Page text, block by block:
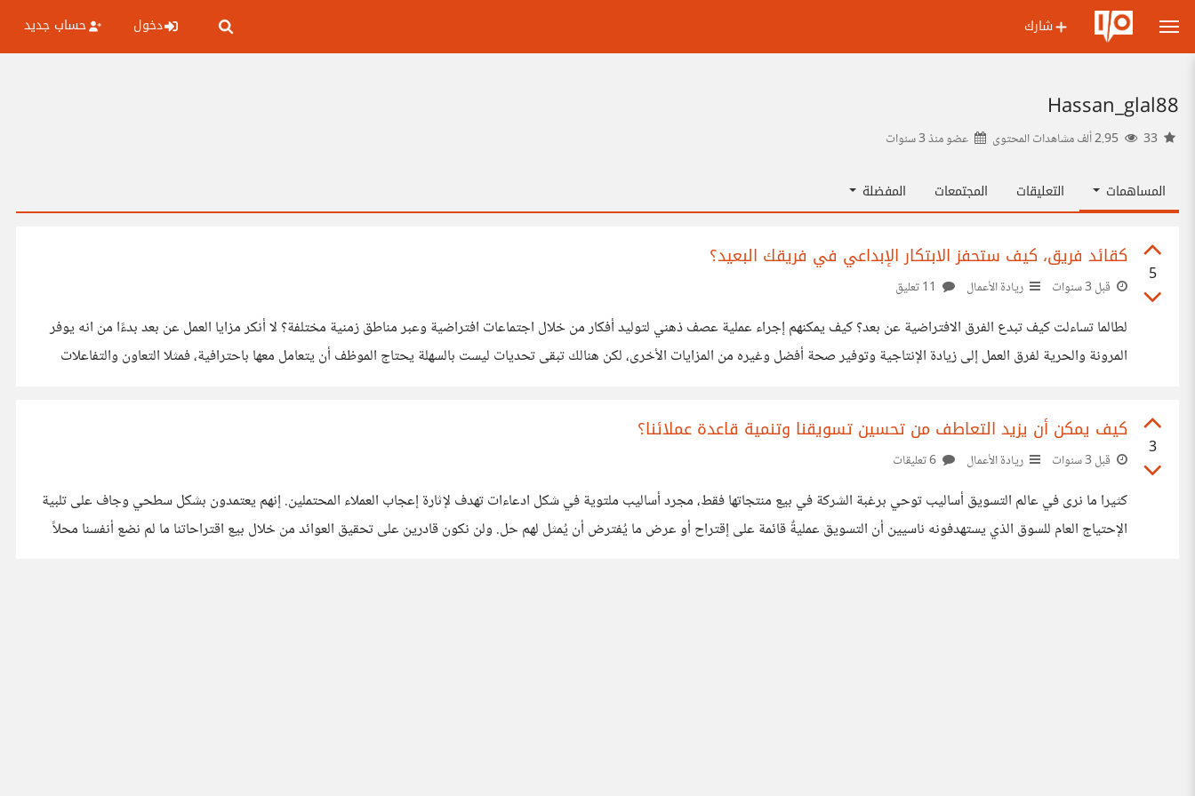
شارك دخول حساب جديد
Hassan_glal88
عضو منذ3 سنوات
المساهمات التعليقات المجتمعات المفضلة
5
كقائد فريق، كيف ستحفز الابتكار الإبداعي في فريقك البعيد؟
قبل 3 سنوات ريادة الأعمال
لطالما تساءلت كيف تبدع الفرق الافتراضية عن بعد؟ كيف يمكنهم إجراء عملية عصف ذهني لتوليد أفكار من خلال اجتماعات افتراضية وعبر مناطق زمنية مختلفة؟ لا أنكر مزايا العمل عن بعد بدءًا من انه يوفر
المرونة والحرية لفرق العمل إلى زيادة الإنتاجية وتوفير صحة أفضل وغيره من المزايات الأخرى، لكن هنالك تبقى تحديات ليست بالسهلة يحتاج الموظف أن يتعامل معها باحترافية، فمثلا التعاون والتفاعلات
3
كيف يمكن أن يزيد التعاطف من تحسين تسويقنا وتنمية قاعدة عملائنا؟
قبل 3 سنوات ريادة الأعمال
كثيرا ما نرى في عالم التسويق أساليب توحي برغبة الشركة في بيع منتجاتها فقط، مجرد أساليب ملتوية في شكل ادعاءات تهدف لإثارة إعجاب العملاء المحتملين. إنهم يعتمدون بشكل سطحي وجاف على تلبية
الإحتياج العام للسوق الذي يستهدفونه ناسيين أن التسويق عمليةٌ قائمة على إقتراح أو عرض ما يُفترض أن يُمثل لهم حل. ولن نكون قادرين على تحقيق العوائد من خلال بيع اقتراحاتنا ما لم نضع أنفسنا محلاً